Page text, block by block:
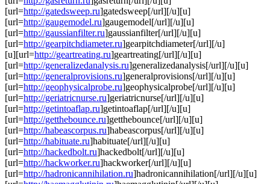
[url=http://gatedsweep.ru]gatedsweep[/url][/u][u]
[url=http://gaugemodel.ru]gaugemodel[/url][/u][u]
[url=http://gaussianfilter.ru]gaussianfilter[/url][/u][u]
[url=http://gearpitchdiameter.ru]gearpitchdiameter[/url][/u]
[u][url=http://geartreating.ru]geartreating[/url][/u][u]
[url=http://generalizedanalysis.ru]generalizedanalysis[/url][/u][u]
[url=http://generalprovisions.ru]generalprovisions[/url][/u][u]
[url=http://geophysicalprobe.ru]geophysicalprobe[/url][/u][u]
[url=http://geriatricnurse.ru]geriatricnurse[/url][/u][u]
[url=http://getintoaflap.ru]getintoaflap[/url][/u][u]
[url=http://getthebounce.ru]getthebounce[/url][/u][u]
[url=http://habeascorpus.ru]habeascorpus[/url][/u][u]
[url=http://habituate.ru]habituate[/url][/u][u]
[url=http://hackedbolt.ru]hackedbolt[/url][/u][u]
[url=http://hackworker.ru]hackworker[/url][/u][u]
[url=http://hadronicannihilation.ru]hadronicannihilation[/url][/u][u]